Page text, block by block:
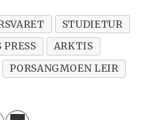
STUDIETUR
ARKTIS
PORSANGMOEN LEIR